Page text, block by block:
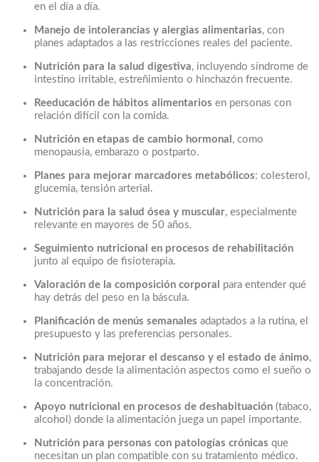
en el día a día.
Manejo de intolerancias y alergias alimentarias, con
planes adaptados a las restricciones reales del paciente.
Nutrición para la salud digestiva, incluyendo síndrome de
intestino irritable, estreñimiento o hinchazón frecuente.
Reeducación de hábitos alimentarios en personas con
relación difícil con la comida.
Nutrición en etapas de cambio hormonal , como
menopausia, embarazo o postparto.
Planes para mejorar marcadores metabólicos: colesterol,
glucemia, tensión arterial.
Nutrición para la salud ósea y muscular, especialmente
relevante en mayores de 50 años.
Seguimiento nutricional en procesos de rehabilitación
junto al equipo de fisioterapia.
Valoración de la composición corporal
para entender qué
hay detrás del peso en la báscula.
Planificación de menús semanales adaptados a la rutina, el
presupuesto y las preferencias personales.
Nutrición para mejorar el descanso y el estado de ánimo,
trabajando desde la alimentación aspectos como el sueño o
la concentración.
Apoyo nutricional en procesos de deshabituación (tabaco,
alcohol) donde la alimentación juega un papel importante.
Nutrición para personas con patologías crónicas que
necesitan un plan compatible con su tratamiento médico.